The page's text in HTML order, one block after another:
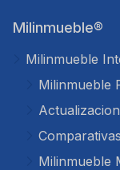
Milinmueble®
Milinmueble
Milinmueble
Milinmueble